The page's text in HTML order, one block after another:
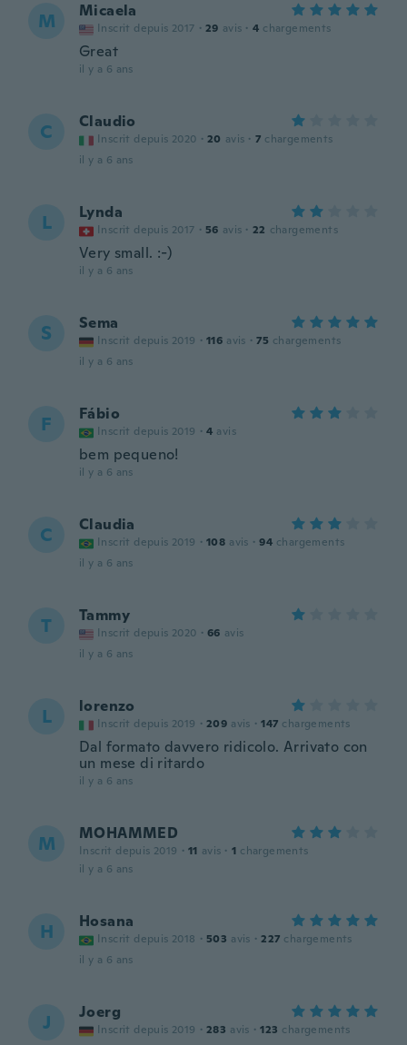
M Micaela
Inscrit depuis 2017 · 29 avis · 4 chargements
Great
il y a 6 ans
C Claudio
Inscrit depuis 2020 · 20 avis · 7 chargements
il y a 6 ans
L Lynda
Inscrit depuis 2017 · 56 avis · 22 chargements
Very small. :-)
il y a 6 ans
S Sema
Inscrit depuis 2019 · 116 avis · 75 chargements
il y a 6 ans
F Fábio
Inscrit depuis 2019 · 4 avis
bem pequeno!
il y a 6 ans
C Claudia
Inscrit depuis 2019 · 108 avis · 94 chargements
il y a 6 ans
T Tammy
Inscrit depuis 2020 · 66 avis
il y a 6 ans
L lorenzo
Inscrit depuis 2019 · 209 avis · 147 chargements
Dal formato davvero ridicolo. Arrivato con
un mese di ritardo
il y a 6 ans
M MOHAMMED
Inscrit depuis 2019 · 11 avis · 1 chargements
il y a 6 ans
H Hosana
Inscrit depuis 2018 · 503 avis · 227 chargements
il y a 6 ans
J Joerg
Inscrit depuis 2019 · 283 avis · 123 chargements